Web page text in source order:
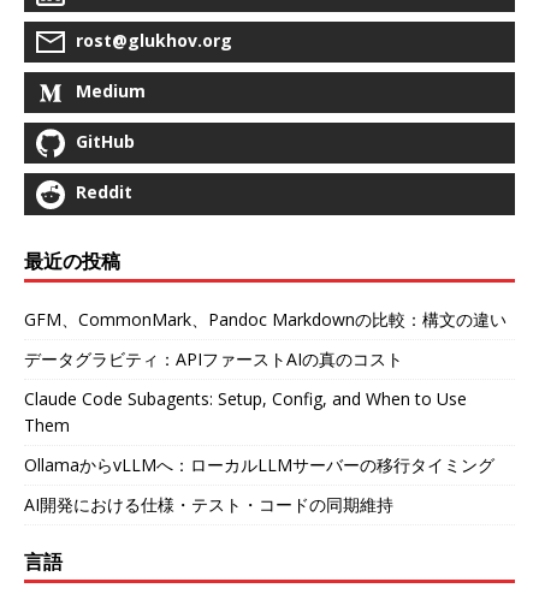
rost@glukhov.org
Medium
GitHub
Reddit
最近の投稿
GFM、CommonMark、Pandoc Markdownの比較：構文の違い
データグラビティ：APIファーストAIの真のコスト
Claude Code Subagents: Setup, Config, and When to Use
Them
OllamaからvLLMへ：ローカルLLMサーバーの移行タイミング
AI開発における仕様・テスト・コードの同期維持
言語